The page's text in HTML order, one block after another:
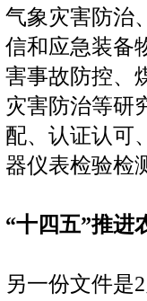
气象灾害防治
信和应急装备
害事故防控、
灾害防治等研
配、认证认可
器仪表检验检
“十四五”推进
另一份文件是